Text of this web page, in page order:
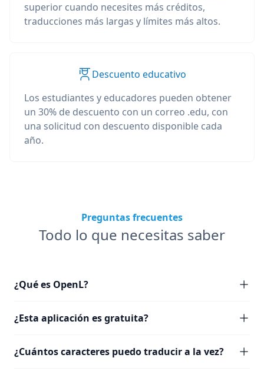
superior cuando necesites más créditos,
traducciones más largas y límites más altos.
Descuento educativo
Los estudiantes y educadores pueden obtener
un 30% de descuento con un correo .edu, con
una solicitud con descuento disponible cada
año.
Preguntas frecuentes
Todo lo que necesitas saber
¿Qué es OpenL?
¿Esta aplicación es gratuita?
¿Cuántos caracteres puedo traducir a la vez?